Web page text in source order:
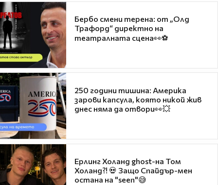
Бербо смени терена: от „Олд
Трафорд“ директно на
театралната сцена👀⚽
250 години тишина: Америка
зарови капсула, която никой жив
днес няма да отвори👀💥
Ерлинг Холанд ghost-на Том
Холанд?! 💀 Защо Спайдър-мен
остана на "seen"😅